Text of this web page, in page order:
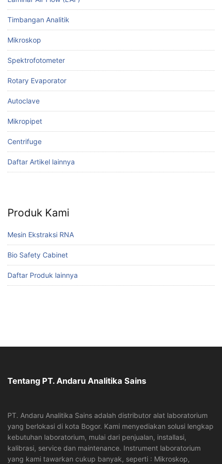
Timbangan Analitik
Mikroskop
Spektrofotometer
Rotary Evaporator
Autoclave
Mikropipet
Centrifuge
Daftar Artikel lainnya
Produk Kami
Mesin Ekstraksi RNA
Bio Safety Cabinet
Daftar Produk lainnya
Tentang PT. Andaru Analitika Sains
PT. Andaru Analitika Sains adalah distributor alat laboratorium
yang berlokasi di kota Bogor. Kami menyediakan solusi lengkap
kebutuhan laboratorium, mulai dari penjualan, installasi,
kalibrasi, service dan maintenance. Instrument laboratorium
yang kami tawarkan cukup banyak, seperti : Mikroskop,